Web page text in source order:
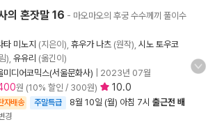
의 혼잣말 16 - 마오마오의 후궁 수수께끼 풀이수
타 미노지 (지은이), 휴우가 나츠 (원작), 시노 토우코
), 유유리 (옮긴이)
미디어코믹스(서울문화사)
2023년 07월
원 (10% 할인 / 300원) 10.0
자배송 주말특급 8월 10일 (월) 아침 7시 출근전 배
경